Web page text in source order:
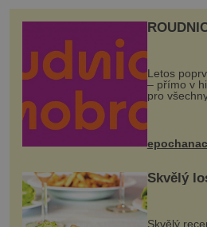
Letos
– přímo v
pro
program se
mohou
Skvělý
Skvělý